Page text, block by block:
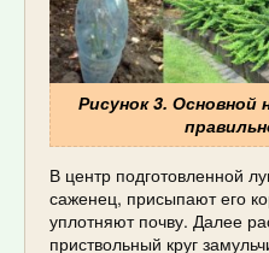
Рисунок 3. Основной
В центр подготовленной
саженец, присыпают его
уплотняют почву. Далее
приствольный круг